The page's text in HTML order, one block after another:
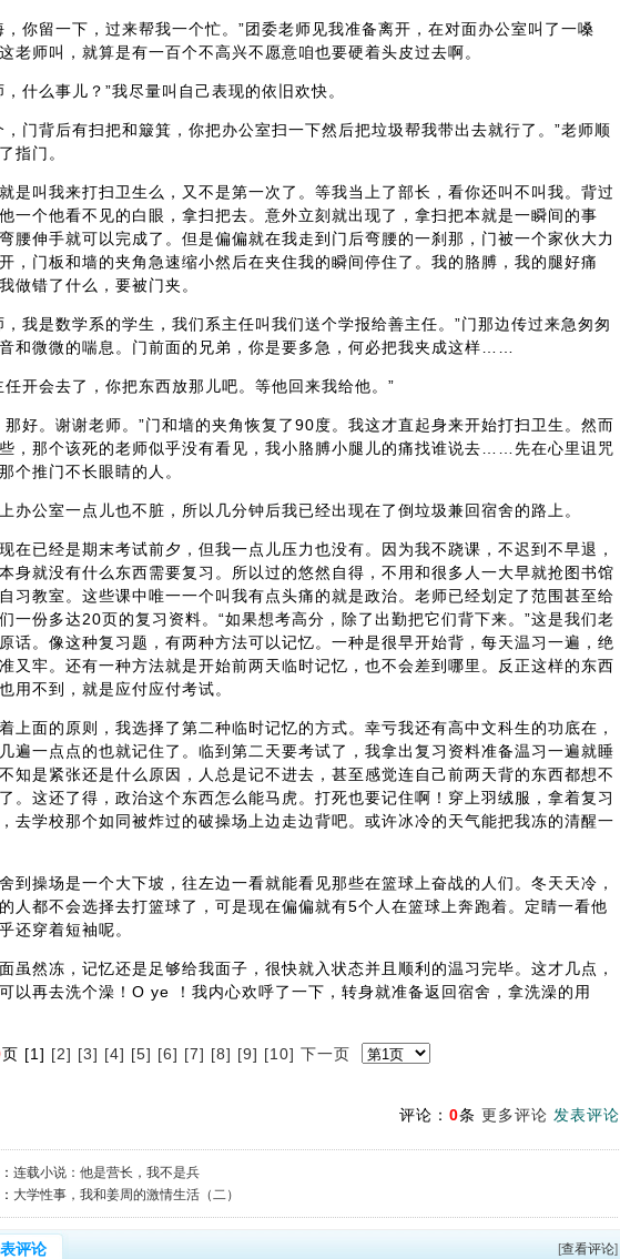
，你留一下，过来帮我一个忙。”团委老师见我准备离开，在对面办公室叫了一嗓
老师叫，就算是有一百个不高兴不愿意咱也要硬着头皮过去啊。
，什么事儿？”我尽量叫自己表现的依旧欢快。
，门背后有扫把和簸箕，你把办公室扫一下然后把垃圾帮我带出去就行了。”老师顺
指门。
是叫我来打扫卫生么，又不是第一次了。等我当上了部长，看你还叫不叫我。背过
一个他看不见的白眼，拿扫把去。意外立刻就出现了，拿扫把本就是一瞬间的事
腰伸手就可以完成了。但是偏偏就在我走到门后弯腰的一刹那，门被一个家伙大力
，门板和墙的夹角急速缩小然后在夹住我的瞬间停住了。我的胳膊，我的腿好痛
做错了什么，要被门夹。
，我是数学系的学生，我们系主任叫我们送个学报给善主任。”门那边传过来急匆匆
和微微的喘息。门前面的兄弟，你是要多急，何必把我夹成这样……
任开会去了，你把东西放那儿吧。等他回来我给他。”
那好。谢谢老师。”门和墙的夹角恢复了90度。我这才直起身来开始打扫卫生。然而
，那个该死的老师似乎没有看见，我小胳膊小腿儿的痛找谁说去……先在心里诅咒
个推门不长眼睛的人。
办公室一点儿也不脏，所以几分钟后我已经出现在了倒垃圾兼回宿舍的路上。
在已经是期末考试前夕，但我一点儿压力也没有。因为我不跷课，不迟到不早退，
身就没有什么东西需要复习。所以过的悠然自得，不用和很多人一大早就抢图书馆
习教室。这些课中唯一一个叫我有点头痛的就是政治。老师已经划定了范围甚至给
一份多达20页的复习资料。“如果想考高分，除了出勤把它们背下来。”这是我们老
话。像这种复习题，有两种方法可以记忆。一种是很早开始背，每天温习一遍，绝
又牢。还有一种方法就是开始前两天临时记忆，也不会差到哪里。反正这样的东西
用不到，就是应付应付考试。
上面的原则，我选择了第二种临时记忆的方式。幸亏我还有高中文科生的功底在，
遍一点点的也就记住了。临到第二天要考试了，我拿出复习资料准备温习一遍就睡
知是紧张还是什么原因，人总是记不进去，甚至感觉连自己前两天背的东西都想不
。这还了得，政治这个东西怎么能马虎。打死也要记住啊！穿上羽绒服，拿着复习
去学校那个如同被炸过的破操场上边走边背吧。或许冰冷的天气能把我冻的清醒一
到操场是一个大下坡，往左边一看就能看见那些在篮球上奋战的人们。冬天天冷，
人都不会选择去打篮球了，可是现在偏偏就有5个人在篮球上奔跑着。定睛一看他
还穿着短袖呢。
虽然冻，记忆还是足够给我面子，很快就入状态并且顺利的温习完毕。这才几点，
以再去洗个澡！O ye ！我内心欢呼了一下，转身就准备返回宿舍，拿洗澡的用
页 [1] [2] [3] [4] [5] [6] [7] [8] [9] [10] 下一页
评论： 0条 更多评论 发表评论
连载小说：他是营长，我不是兵
大学性事，我和姜周的激情生活（二）
评论 [查看评论]